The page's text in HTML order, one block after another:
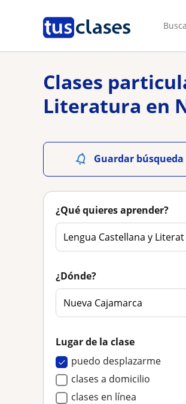
Clases
Literatura en
Guardar búsqueda
¿Qué quieres aprender?
¿Dónde?
Lugar de la clase
puedo desplazarme
clases a domicilio
clases en línea